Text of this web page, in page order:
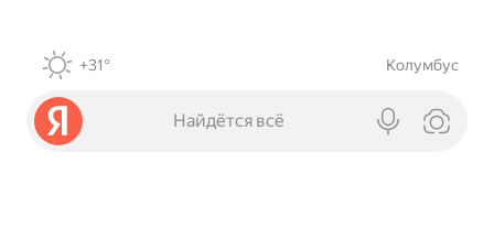
+31° Колумбус
Найдётся всё